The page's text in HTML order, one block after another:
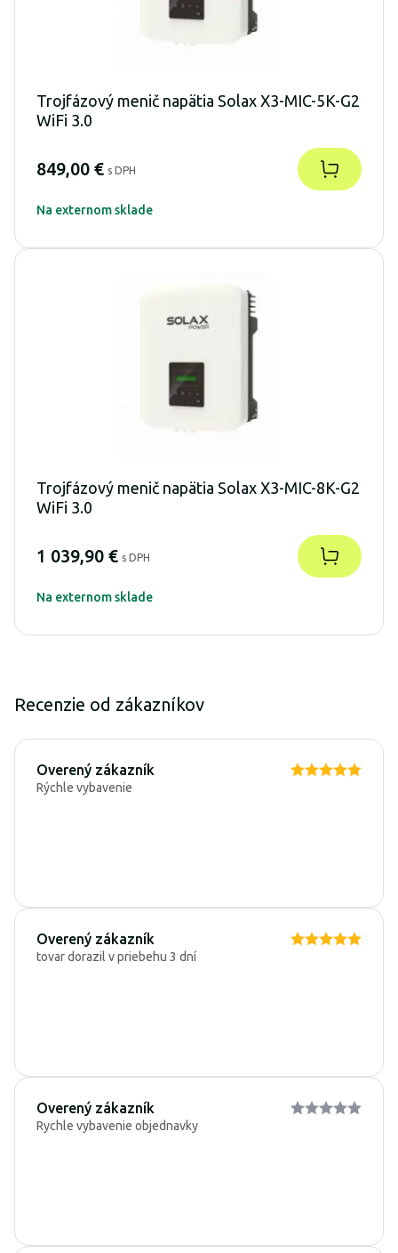
Trojfázový menič napätia Solax X3-MIC-5K-G2
WiFi 3.0
849,00 € s DPH
Na externom sklade
Trojfázový menič napätia Solax X3-MIC-8K-G2
WiFi 3.0
1 039,90 € s DPH
Na externom sklade
Recenzie od zákazníkov
Overený zákazník
Rýchle vybavenie
Overený zákazník
tovar dorazil v priebehu 3 dní
Overený zákazník
Rychle vybavenie objednavky